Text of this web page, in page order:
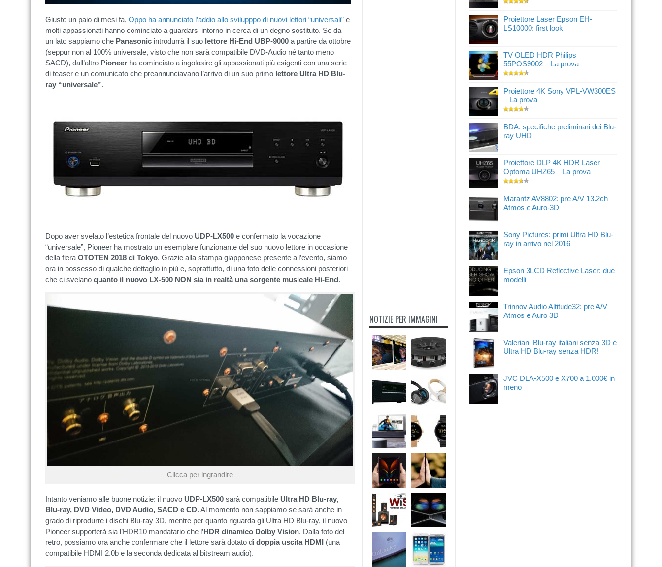
Giusto un paio di mesi fa, Oppo ha annunciato l’addio allo svilupppo di nuovi lettori “universali” e
molti appassionati hanno cominciato a guardarsi intorno in cerca di un degno sostituto. Se da
un lato sappiamo che Panasonic introdurrà il suo lettore Hi-End UBP-9000 a partire da ottobre
(seppur non al 100% universale, visto che non sarà compatibile DVD-Audio né tanto meno
SACD), dall’altro Pioneer ha cominciato a ingolosire gli appassionati più esigenti con una serie
di teaser e un comunicato che preannunciavano l’arrivo di un suo primo lettore Ultra HD Blu-
ray “universale”.
Dopo aver svelato l’estetica frontale del nuovo UDP-LX500 e confermato la vocazione
“universale”, Pioneer ha mostrato un esemplare funzionante del suo nuovo lettore in occasione
della fiera OTOTEN 2018 di Tokyo. Grazie alla stampa giapponese presente all’evento, siamo
ora in possesso di qualche dettaglio in più e, soprattutto, di una foto delle connessioni posteriori
che ci svelano quanto il nuovo LX-500 NON sia in realtà una sorgente musicale Hi-End.
Clicca per ingrandire
Intanto veniamo alle buone notizie: il nuovo UDP-LX500 sarà compatibile Ultra HD Blu-ray,
Blu-ray, DVD Video, DVD Audio, SACD e CD. Al momento non sappiamo se sarà anche in
grado di riprodurre i dischi Blu-ray 3D, mentre per quanto riguarda gli Ultra HD Blu-ray, il nuovo
Pioneer supporterà sia l’HDR10 mandatario che l’HDR dinamico Dolby Vision. Dalla foto del
retro, possiamo ora anche confermare che il lettore sarà dotato di doppia uscita HDMI (una
compatibile HDMI 2.0b e la seconda dedicata al bitstream audio).
NOTIZIE PER IMMAGINI
Proiettore Laser Epson EH-
LS10000: first look
TV OLED HDR Philips
55POS9002 – La prova
Proiettore 4K Sony VPL-VW300ES
– La prova
BDA: specifiche preliminari dei Blu-
ray UHD
Proiettore DLP 4K HDR Laser
Optoma UHZ65 – La prova
Marantz AV8802: pre A/V 13.2ch
Atmos e Auro-3D
Sony Pictures: primi Ultra HD Blu-
ray in arrivo nel 2016
Epson 3LCD Reflective Laser: due
modelli
Trinnov Audio Altitude32: pre A/V
Atmos e Auro 3D
Valerian: Blu-ray italiani senza 3D e
Ultra HD Blu-ray senza HDR!
JVC DLA-X500 e X700 a 1.000€ in
meno